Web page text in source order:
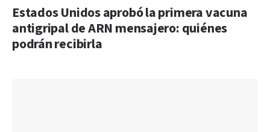
Estados Unidos aprobó la primera vacuna
antigripal de ARN mensajero: quiénes
podrán recibirla